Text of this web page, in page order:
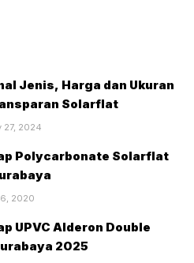
Jenis, Harga dan Ukuran
Solarflat
27, 2024
Polycarbonate Solarflat
2020
UPVC Alderon Double
2025